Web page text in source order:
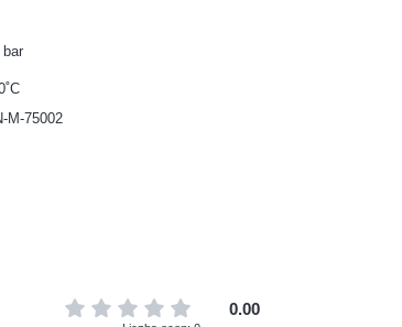
bar
M-75002
0.00